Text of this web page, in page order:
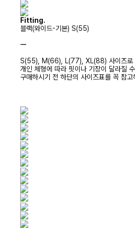
Fitting.
블랙(와이드-기본) S(55)
ㅡ
S(55), M(66), L(77), XL(88) 사이즈로
개인 체형에 따라 핏이나 기장이 달라질
구매하시기 전 하단의 사이즈표를 꼭 참고